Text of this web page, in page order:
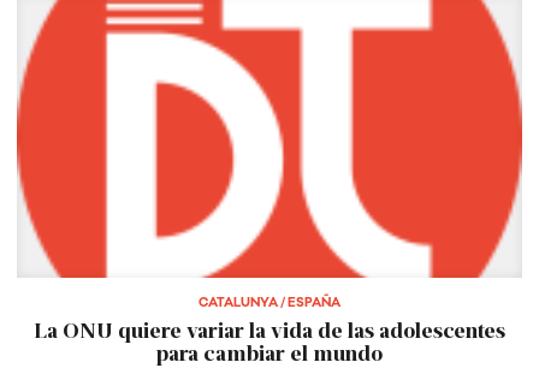
CATALUNYA / ESPAÑA
La ONU quiere variar la vida de las adolescentes
para cambiar el mundo